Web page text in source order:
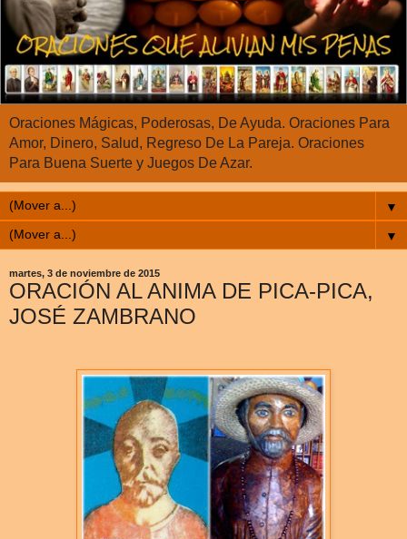
Oraciones Mágicas, Poderosas, De Ayuda. Oraciones Para
Amor, Dinero, Salud, Regreso De La Pareja. Oraciones
Para Buena Suerte y Juegos De Azar.
▼
▼
martes, 3 de noviembre de 2015
ORACIÓN AL ANIMA DE PICA-PICA,
JOSÉ ZAMBRANO